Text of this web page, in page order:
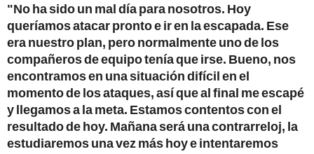
"No ha sido un mal día para nosotros. Hoy
queríamos atacar pronto e ir en la escapada. Ese
era nuestro plan, pero normalmente uno de los
compañeros de equipo tenía que irse. Bueno, nos
encontramos en una situación difícil en el
momento de los ataques, así que al final me escapé
y llegamos a la meta. Estamos contentos con el
resultado de hoy. Mañana será una contrarreloj, la
estudiaremos una vez más hoy e intentaremos